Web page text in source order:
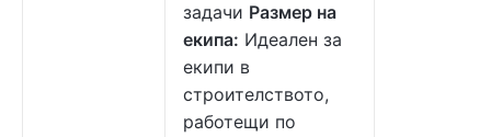
задачи Размер на
екипа: Идеален за
екипи в
строителството,
работещи по